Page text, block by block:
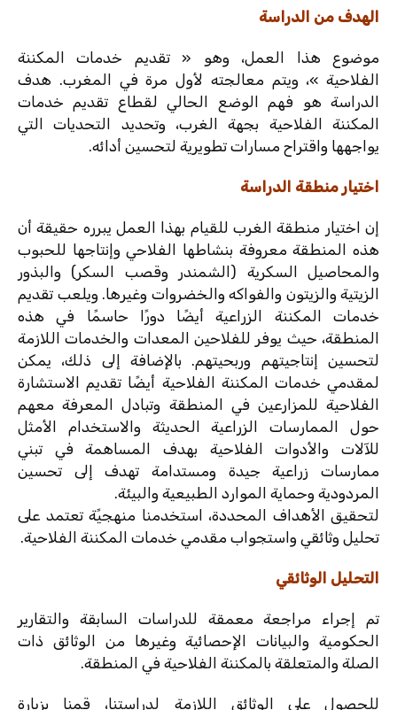
الهدف من الدراسة
موضوع هذا العمل، وهو « تقديم خدمات المكننة
الفلاحية »، ويتم معالجته لأول مرة في المغرب. هدف
الدراسة هو فهم الوضع الحالي لقطاع تقديم خدمات
المكننة الفلاحية بجهة الغرب، وتحديد التحديات التي
يواجهها واقتراح مسارات تطويرية لتحسين أدائه.
اختيار منطقة الدراسة
إن اختيار منطقة الغرب للقيام بهذا العمل يبرره حقيقة أن
هذه المنطقة معروفة بنشاطها الفلاحي وإنتاجها للحبوب
والمحاصيل السكرية (الشمندر وقصب السكر) والبذور
الزيتية والزيتون والفواكه والخضروات وغيرها. ويلعب تقديم
خدمات المكننة الزراعية أيضًا دورًا حاسمًا في هذه
المنطقة، حيث يوفر للفلاحين المعدات والخدمات اللازمة
لتحسين إنتاجيتهم وربحيتهم. بالإضافة إلى ذلك، يمكن
لمقدمي خدمات المكننة الفلاحية أيضًا تقديم الاستشارة
الفلاحية للمزارعين في المنطقة وتبادل المعرفة معهم
حول الممارسات الزراعية الحديثة والاستخدام الأمثل
للآلات والأدوات الفلاحية بهدف المساهمة في تبني
ممارسات زراعية جيدة ومستدامة تهدف إلى تحسين
المردودية وحماية الموارد الطبيعية والبيئة.
لتحقيق الأهداف المحددة، استخدمنا منهجيًة تعتمد على
تحليل وثائقي واستجواب مقدمي خدمات المكننة الفلاحية.
التحليل الوثائقي
تم إجراء مراجعة معمقة للدراسات السابقة والتقارير
الحكومية والبيانات الإحصائية وغيرها من الوثائق ذات
الصلة والمتعلقة بالمكننة الفلاحية في المنطقة.
للحصول على الوثائق اللازمة لدراستنا، قمنا بزيارة